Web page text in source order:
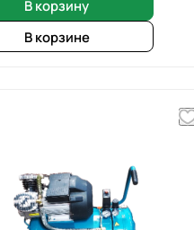
В корзину
В корзине